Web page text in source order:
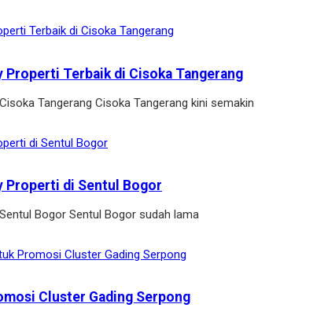
Terbaik di Cisoka Tangerang
Tangerang Cisoka Tangerang kini semakin
Properti di Sentul Bogor
Bogor Sentul Bogor sudah lama
Cluster Gading Serpong